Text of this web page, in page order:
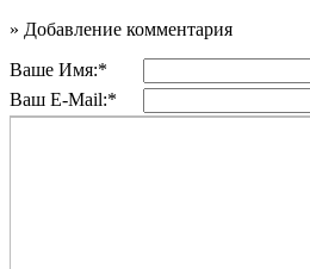
» Добавление комментария
Ваше Имя:*
Ваш E-Mail:*